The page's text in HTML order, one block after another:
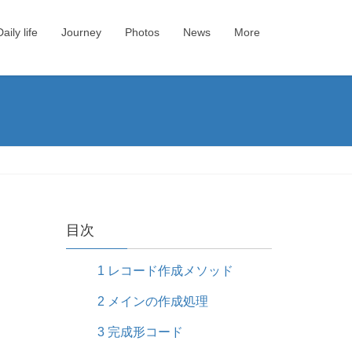
life Journey Photos News More
目次
1 レコード作成メソッド
2 メインの作成処理
3完成形コード